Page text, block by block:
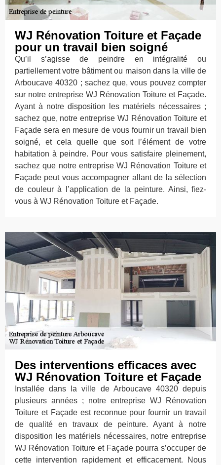
WJ Rénovation Toiture et Façade
pour un travail bien soigné
Qu’il s’agisse de peindre en intégralité ou
partiellement votre bâtiment ou maison dans la ville de
Arboucave 40320 ; sachez que, vous pouvez compter
sur notre entreprise WJ Rénovation Toiture et Façade.
Ayant à notre disposition les matériels nécessaires ;
sachez que, notre entreprise WJ Rénovation Toiture et
Façade sera en mesure de vous fournir un travail bien
soigné, et cela quelle que soit l’élément de votre
habitation à peindre. Pour vous satisfaire pleinement,
sachez que notre entreprise WJ Rénovation Toiture et
Façade peut vous accompagner allant de la sélection
de couleur à l’application de la peinture. Ainsi, fiez-
vous à WJ Rénovation Toiture et Façade.
Des interventions efficaces avec
WJ Rénovation Toiture et Façade
Installée dans la ville de Arboucave 40320 depuis
plusieurs années ; notre entreprise WJ Rénovation
Toiture et Façade est reconnue pour fournir un travail
de qualité en travaux de peinture. Ayant à notre
disposition les matériels nécessaires, notre entreprise
WJ Rénovation Toiture et Façade pourra s’occuper de
cette intervention rapidement et efficacement. Nous